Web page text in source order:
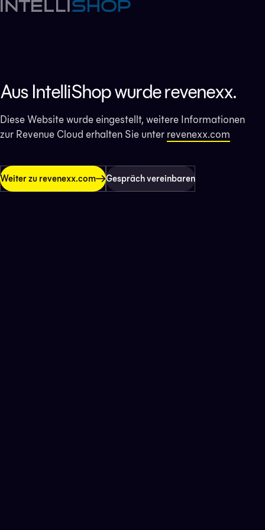
Aus IntelliShop wurde revenexx.
Diese Website wurde eingestellt, weitere Informationen
zur Revenue Cloud erhalten Sie unter revenexx.com
Weiter zu revenexx.com Gespräch vereinbaren